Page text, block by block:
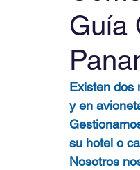
Guía
Existen dos
y en
su hotel o
Nosotros